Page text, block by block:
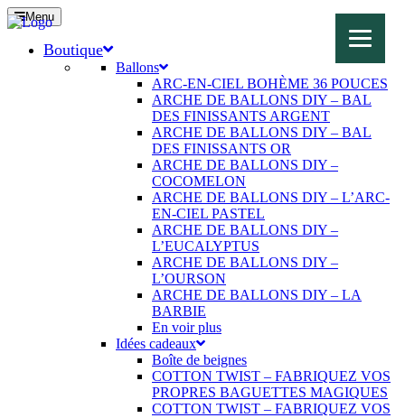
Menu
Boutique
Ballons
ARC-EN-CIEL BOHÈME 36 POUCES
ARCHE DE BALLONS DIY – BAL
DES FINISSANTS ARGENT
ARCHE DE BALLONS DIY – BAL
DES FINISSANTS OR
ARCHE DE BALLONS DIY –
COCOMELON
ARCHE DE BALLONS DIY – L’ARC-
EN-CIEL PASTEL
ARCHE DE BALLONS DIY –
L’EUCALYPTUS
ARCHE DE BALLONS DIY –
L’OURSON
ARCHE DE BALLONS DIY – LA
BARBIE
En voir plus
Idées cadeaux
Boîte de beignes
COTTON TWIST – FABRIQUEZ VOS
PROPRES BAGUETTES MAGIQUES
COTTON TWIST – FABRIQUEZ VOS